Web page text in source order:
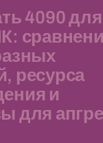
4090 для
ресурса
и
для